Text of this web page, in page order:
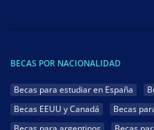
BECAS POR NACIONALIDAD
Becas para estudiar en España
Becas EEUU y Canadá
Becas